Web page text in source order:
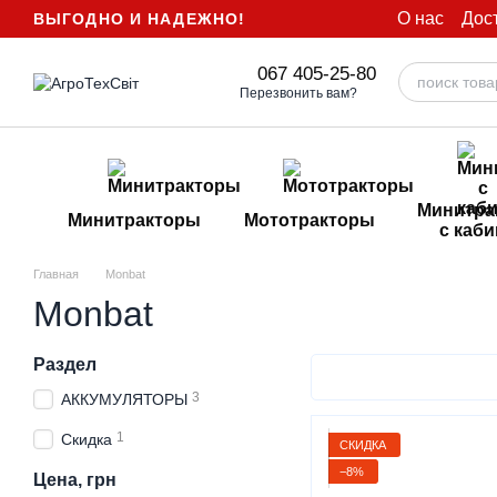
Перейти к основному контенту
ВЫГОДНО И НАДЕЖНО! О нас
067 405-25-80
Перезвонить вам?
Минитракторы Мототракторы
с
Главная Monbat
Monbat
СКИДКА
−8%
Раздел
АККУМУЛЯТОРЫ 3
Скидка 1
Цена, грн